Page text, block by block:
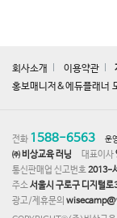
회사소개 이용약관
홍보매니저&에듀플래너
전화 1588-6563
운
㈜ 비상교육 러닝
대표이사
통신판매업 신고번호2013-
주소서울시 구로구 디지털
광고/제휴문의